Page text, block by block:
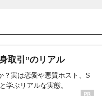
取引”のリアル
？実は恋愛や悪質ホスト、S
学ぶリアルな実態。